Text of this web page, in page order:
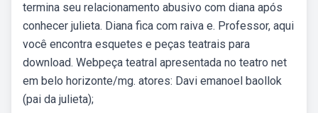
termina seu relacionamento abusivo com diana após
conhecer julieta. Diana fica com raiva e. Professor, aqui
você encontra esquetes e peças teatrais para
download. Webpeça teatral apresentada no teatro net
em belo horizonte/mg. atores: Davi emanoel baollok
(pai da julieta);